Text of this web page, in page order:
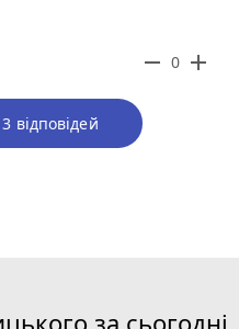
remove 0 add
відповідей
за сьогодні